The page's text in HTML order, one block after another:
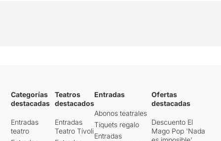
Categorías
destacadas
Entradas
teatro
Teatros
destacados
Entradas
Teatro Tívoli
Entradas
Abonos teatrales
Tiquets regalo
Entradas
Ofertas
destacadas
Descuento El
Mago Pop 'Nada